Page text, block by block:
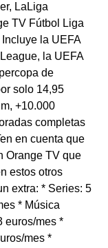
LaLiga
TV Fútbol Liga
la UEFA
la UEFA
de
solo 14,95
+10.000
completas
en cuenta que
Orange TV que
estos otros
extra: * Series: 5
* Música
euros/mes *
mes *